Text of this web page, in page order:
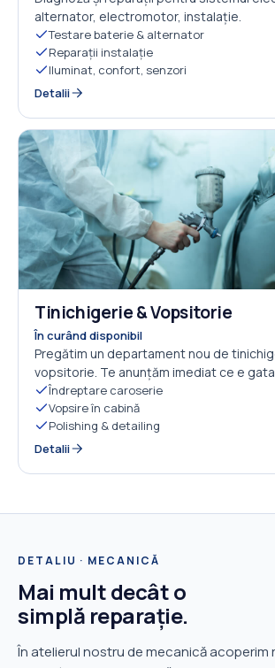
alternator, electromotor, instalație.
Testare baterie & alternator
Reparații instalație
Iluminat, confort, senzori
Detalii
ÎN CURÂND
Tinichigerie & Vopsitorie
În curând disponibil
Pregătim un departament nou de
vopsitorie. Te anunțăm imediat ce e
Îndreptare caroserie
Vopsire în cabină
Polishing & detailing
Detalii
DETALIU · MECANICĂ
Mai mult decât o
simplă reparație.
În atelierul nostru de mecanică acoperim